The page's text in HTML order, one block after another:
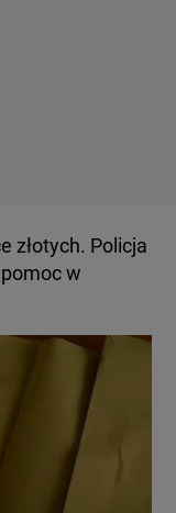
złotych. Policja
w